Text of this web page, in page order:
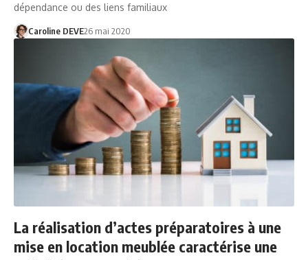
dépendance ou des liens familiaux
Caroline DEVE26 mai 2020
La réalisation d’actes préparatoires à une
mise en location meublée caractérise une